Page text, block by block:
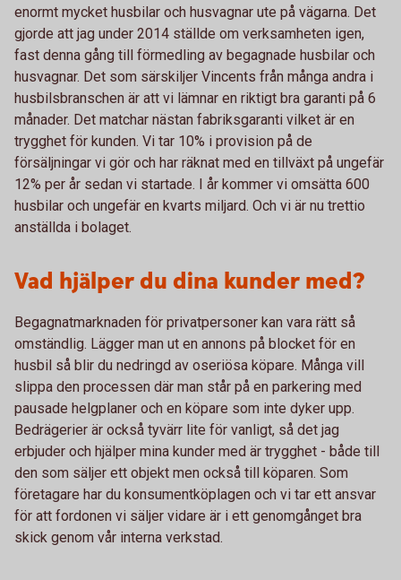
enormt mycket husbilar och husvagnar ute på vägarna. Det
gjorde att jag under 2014 ställde om verksamheten igen,
fast denna gång till förmedling av begagnade husbilar och
husvagnar. Det som särskiljer Vincents från många andra i
husbilsbranschen är att vi lämnar en riktigt bra garanti på 6
månader. Det matchar nästan fabriksgaranti vilket är en
trygghet för kunden. Vi tar 10% i provision på de
försäljningar vi gör och har räknat med en tillväxt på ungefär
12% per år sedan vi startade. I år kommer vi omsätta 600
husbilar och ungefär en kvarts miljard. Och vi är nu trettio
anställda i bolaget.
Vad hjälper du dina kunder med?
Begagnatmarknaden för privatpersoner kan vara rätt så
omständlig. Lägger man ut en annons på blocket för en
husbil så blir du nedringd av oseriösa köpare. Många vill
slippa den processen där man står på en parkering med
pausade helgplaner och en köpare som inte dyker upp.
Bedrägerier är också tyvärr lite för vanligt, så det jag
erbjuder och hjälper mina kunder med är trygghet - både till
den som säljer ett objekt men också till köparen. Som
företagare har du konsumentköplagen och vi tar ett ansvar
för att fordonen vi säljer vidare är i ett genomgånget bra
skick genom vår interna verkstad.